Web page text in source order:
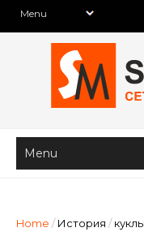
Home / История / куклы